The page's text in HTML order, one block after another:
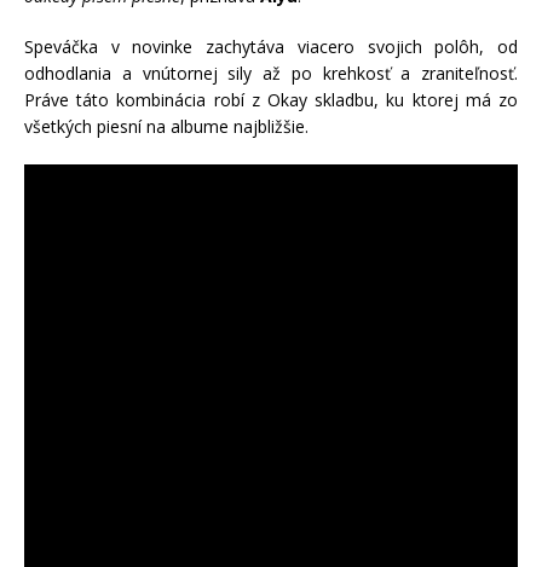
Speváčka v novinke zachytáva viacero svojich polôh, od
odhodlania a vnútornej sily až po krehkosť a zraniteľnosť.
Práve táto kombinácia robí z Okay skladbu, ku ktorej má zo
všetkých piesní na albume najbližšie.